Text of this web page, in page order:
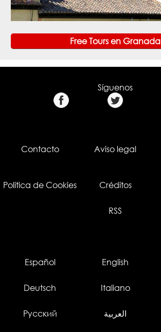
Free Tours en Granada
Síguenos
Contacto Aviso legal
Política de Cookies Créditos
RSS
Español English
Deutsch Italiano
Русский العربية